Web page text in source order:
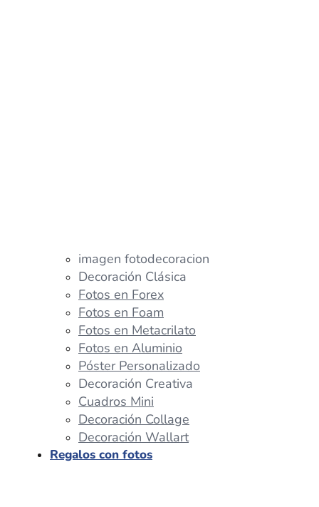
imagen fotodecoracion
Decoración Clásica
Fotos en Forex
Fotos en Foam
Fotos en Metacrilato
Fotos en Aluminio
Póster Personalizado
Decoración Creativa
Cuadros Mini
Decoración Collage
Decoración Wallart
Regalos con fotos